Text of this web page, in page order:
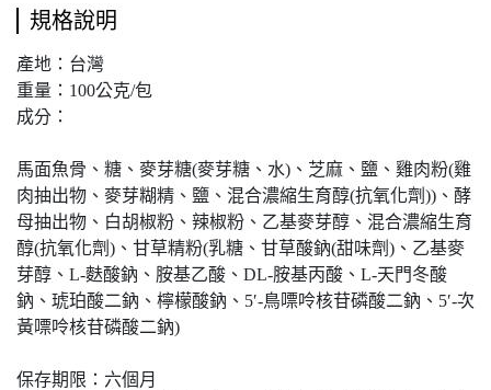
規格說明
產地：台灣
重量：100公克/包
成分：
馬面魚骨、糖、麥芽糖(麥芽糖、水)、芝麻、鹽、雞肉粉(雞
肉抽出物、麥芽糊精、鹽、混合濃縮生育醇(抗氧化劑))、酵
母抽出物、白胡椒粉、辣椒粉、乙基麥芽醇、混合濃縮生育
醇(抗氧化劑)、甘草精粉(乳糖、甘草酸鈉(甜味劑)、乙基麥
芽醇、L-麩酸鈉、胺基乙酸、DL-胺基丙酸、L-天門冬酸
鈉、琥珀酸二鈉、檸檬酸鈉、5′-鳥嘌呤核苷磷酸二鈉、5′-次
黃嘌呤核苷磷酸二鈉)
保存期限：六個月